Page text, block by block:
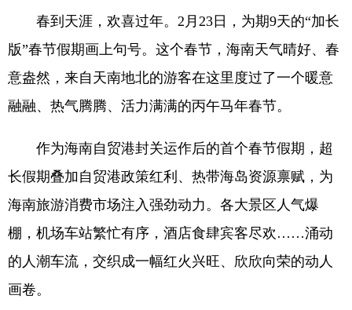
春到天涯，欢喜过年。2月23日，为期9天的“加长
版”春节假期画上句号。这个春节，海南天气晴好、春
意盎然，来自天南地北的游客在这里度过了一个暖意
融融、热气腾腾、活力满满的丙午马年春节。
作为海南自贸港封关运作后的首个春节假期，超
长假期叠加自贸港政策红利、热带海岛资源禀赋，为
海南旅游消费市场注入强劲动力。各大景区人气爆
棚，机场车站繁忙有序，酒店食肆宾客尽欢……涌动
的人潮车流，交织成一幅红火兴旺、欣欣向荣的动人
画卷。